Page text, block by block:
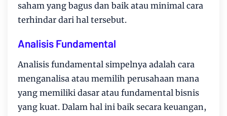
saham yang bagus dan baik atau minimal cara
terhindar dari hal tersebut.
Analisis Fundamental
Analisis fundamental simpelnya adalah cara
menganalisa atau memilih perusahaan mana
yang memiliki dasar atau fundamental bisnis
yang kuat. Dalam hal ini baik secara keuangan,